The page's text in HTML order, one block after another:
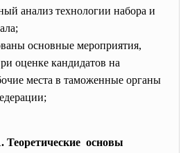
анализ технологии набора и
основные мероприятия,
оценке кандидатов на
места в таможенные органы
Теоретические основы